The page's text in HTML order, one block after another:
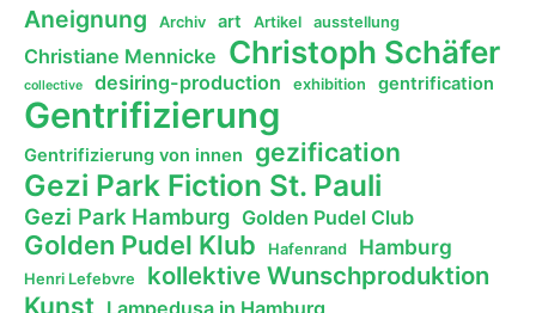
Aneignung Archiv art Artikel ausstellung
Christiane Mennicke Christoph Schäfer
collective desiring-production exhibition gentrification
Gentrifizierung
Gentrifizierung von innen gezification
Gezi Park Fiction St. Pauli
Gezi Park Hamburg Golden Pudel Club
Golden Pudel Klub Hafenrand Hamburg
Henri Lefebvre kollektive Wunschproduktion
Kunst Lampedusa in Hamburg